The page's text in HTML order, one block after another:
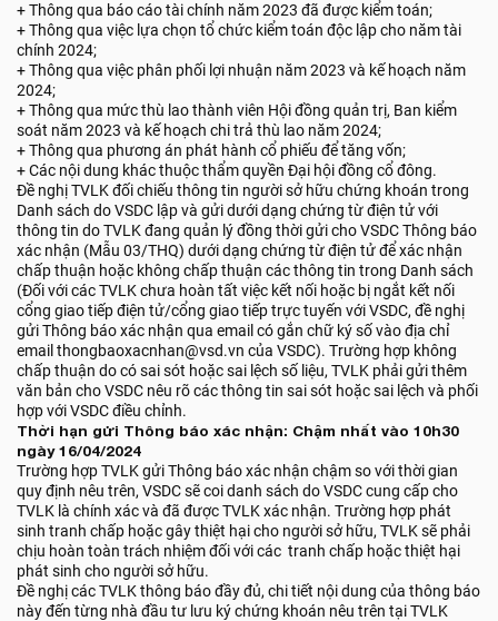
+ Thông qua báo cáo tài chính năm 2023 đã được kiểm toán;
+ Thông qua việc lựa chọn tổ chức kiểm toán độc lập cho năm tài
chính 2024;
+ Thông qua việc phân phối lợi nhuận năm 2023 và kế hoạch năm
2024;
+ Thông qua mức thù lao thành viên Hội đồng quản trị, Ban kiểm
soát năm 2023 và kế hoạch chi trả thù lao năm 2024;
+ Thông qua phương án phát hành cổ phiếu để tăng vốn;
+ Các nội dung khác thuộc thẩm quyền Đại hội đồng cổ đông.
Đề nghị TVLK đối chiếu thông tin người sở hữu chứng khoán trong
Danh sách do VSDC lập và gửi dưới dạng chứng từ điện tử với
thông tin do TVLK đang quản lý đồng thời gửi cho VSDC Thông báo
xác nhận (Mẫu 03/THQ) dưới dạng chứng từ điện tử để xác nhận
chấp thuận hoặc không chấp thuận các thông tin trong Danh sách
(Đối với các TVLK chưa hoàn tất việc kết nối hoặc bị ngắt kết nối
cổng giao tiếp điện tử/cổng giao tiếp trực tuyến với VSDC, đề nghị
gửi Thông báo xác nhận qua email có gắn chữ ký số vào địa chỉ
email thongbaoxacnhan@vsd.vn của VSDC). Trường hợp không
chấp thuận do có sai sót hoặc sai lệch số liệu, TVLK phải gửi thêm
văn bản cho VSDC nêu rõ các thông tin sai sót hoặc sai lệch và phối
hợp với VSDC điều chỉnh.
Thời hạn gửi Thông báo xác nhận: Chậm nhất vào 10h30
ngày 16/04/2024
Trường hợp TVLK gửi Thông báo xác nhận chậm so với thời gian
quy định nêu trên, VSDC sẽ coi danh sách do VSDC cung cấp cho
TVLK là chính xác và đã được TVLK xác nhận. Trường hợp phát
sinh tranh chấp hoặc gây thiệt hại cho người sở hữu, TVLK sẽ phải
chịu hoàn toàn trách nhiệm đối với các tranh chấp hoặc thiệt hại
phát sinh cho người sở hữu.
Đề nghị các TVLK thông báo đầy đủ, chi tiết nội dung của thông báo
này đến từng nhà đầu tư lưu ký chứng khoán nêu trên tại TVLK